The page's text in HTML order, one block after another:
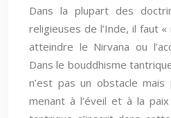
Dans la plupart des
religieuses de l’Inde, il faut
atteindre le Nirvana ou
Dans le bouddhisme
n’est pas un obstacle
menant à l’éveil et à la